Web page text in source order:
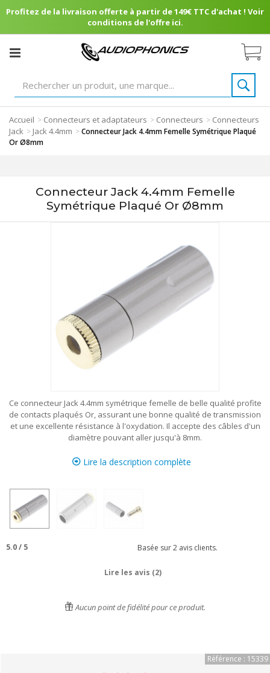
Profitez de la livraison offerte à partir de 149€ TTC d'achat ! Voir
conditions de l'offre ici.
Accueil > Connecteurs et adaptateurs > Connecteurs > Connecteurs
Jack > Jack 4.4mm >Connecteur Jack 4.4mm Femelle Symétrique Plaqué
Or Ø8mm
Connecteur Jack 4.4mm Femelle
Symétrique Plaqué Or Ø8mm
Ce connecteur Jack 4.4mm symétrique femelle de belle qualité profite
de contacts plaqués Or, assurant une bonne qualité de transmission
et une excellente résistance à l'oxydation. Il accepte des câbles d'un
diamètre pouvant aller jusqu'à 8mm.
Lire la description complète
5.0/ 5 Basée sur2 avis clients.
Lire les avis (2)
Aucun point de fidélité pour ce produit.
Référence : 15339